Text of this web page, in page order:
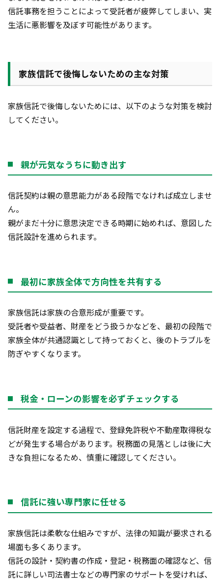
信託事務を担うことによって受託者が疲弊してしまい、実
生活に悪影響を及ぼす可能性があります。
家族信託で後悔しないための主な対策
家族信託で後悔しないためには、以下のような対策を検討
してください。
親が元気なうちに動き出す
信託契約は親の意思能力がある段階でなければ成立しませ
ん。
親がまだ十分に意思決定できる時期に始めれば、意図した
信託設計を進められます。
最初に家族全体で方向性を共有する
家族信託は家族の合意形成が重要です。
受託者や受益者、財産をどう扱うかなどを、最初の段階で
家族全体が共通認識として持っておくと、後のトラブルを
防ぎやすくなります。
税金・ローンの影響を必ずチェックする
信託財産を設定する過程で、登録免許税や不動産取得税な
どが発生する場合があります。税務面の見落としは後に大
きな負担になるため、慎重に確認してください。
信託に強い専門家に任せる
家族信託は柔軟な仕組みですが、法律の知識が要求される
場面も多くあります。
信託の設計・契約書の作成・登記・税務面の確認など、信
託に詳しい司法書士などの専門家のサポートを受ければ、